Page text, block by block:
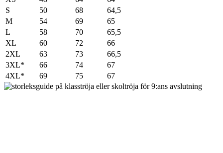
S
50 68
64,5
M
54 69
65
L
58 70
65,5
XL
60 72
66
2XL
63 73
66,5
3XL*
66 74
67
4XL*
69 75 67